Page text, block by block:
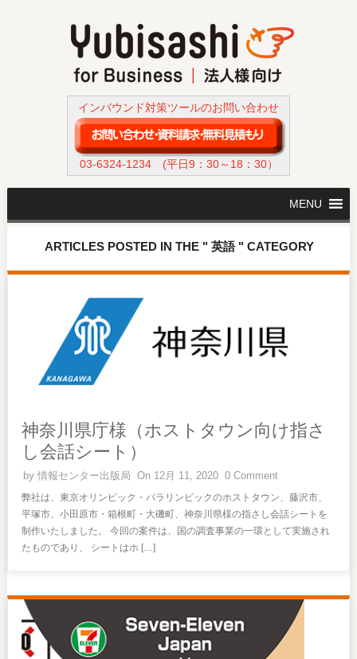
インバウンド対策ツールのお問い合わせ
03-6324-1234(平日9：30～18：30）
MENU
ARTICLES POSTED IN THE " 英語 " CATEGORY
神奈川県庁様（ホストタウン向け指さ
し会話シート）
by情報センター出版局 On 12月 11, 2020 0 Comment
弊社は、東京オリンピック・パラリンピックのホストタウン、藤沢市、
平塚市、小田原市・箱根町・大磯町、神奈川県様の指さし会話シートを
制作いたしました。 今回の案件は、国の調査事業の一環として実施され
たものであり、 シートはホ […]